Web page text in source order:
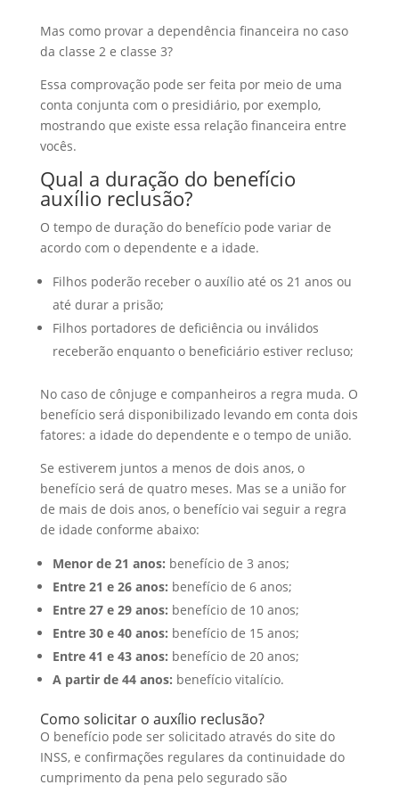
Mas como provar a dependência financeira no caso
da classe 2 e classe 3?
Essa comprovação pode ser feita por meio de uma
conta conjunta com o presidiário, por exemplo,
mostrando que existe essa relação financeira entre
vocês.
Qual a duração do benefício
auxílio reclusão?
O tempo de duração do benefício pode variar de
acordo com o dependente e a idade.
Filhos poderão receber o auxílio até os 21 anos ou
até durar a prisão;
Filhos portadores de deficiência ou inválidos
receberão enquanto o beneficiário estiver recluso;
No caso de cônjuge e companheiros a regra muda. O
benefício será disponibilizado levando em conta dois
fatores: a idade do dependente e o tempo de união.
Se estiverem juntos a menos de dois anos, o
benefício será de quatro meses. Mas se a união for
de mais de dois anos, o benefício vai seguir a regra
de idade conforme abaixo:
Menor de 21 anos: benefício de 3 anos;
Entre 21 e 26 anos: benefício de 6 anos;
Entre 27 e 29 anos: benefício de 10 anos;
Entre 30 e 40 anos: benefício de 15 anos;
Entre 41 e 43 anos: benefício de 20 anos;
A partir de 44 anos: benefício vitalício.
Como solicitar o auxílio reclusão?
O benefício pode ser solicitado através do site do
INSS, e confirmações regulares da continuidade do
cumprimento da pena pelo segurado são